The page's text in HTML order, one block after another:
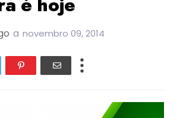
a novembro 09, 2014